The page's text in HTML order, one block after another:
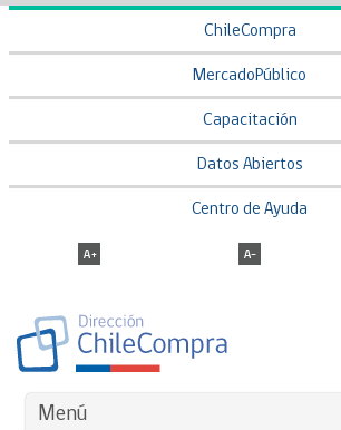
ChileCompra
MercadoPúblico
Capacitación
Datos Abiertos
Centro de Ayuda
Menú